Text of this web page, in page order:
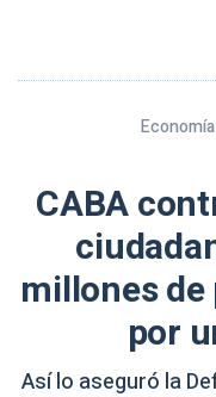
CABA
millones de
por
Así lo aseguró la